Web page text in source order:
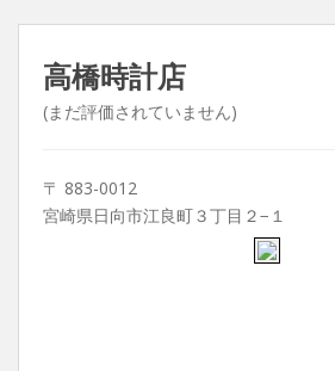
高橋時計店
(まだ評価されていません)
〒 883-0012
宮崎県日向市江良町３丁目２−１